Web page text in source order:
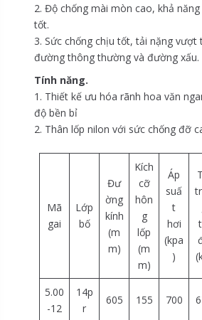
2. Độ chống mài mòn cao, khả
tốt.
3. Sức chống chịu tốt, tải nặng vượt
đường thông thường và đường xấu.
Tính năng.
1. Thiết kế ưu hóa rãnh hoa văn
độ bền bỉ
2. Thân lốp nilon với sức chống đỡ
Mã
gai
Lớp
bố
Đư
ờng
kính
(m
m)
Kích
cỡ
hôn
g
lốp
(m
m)
Áp
suấ
t
hơi
(kpa
)
5.00
-12
14p
r
605 155 700